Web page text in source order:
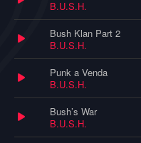
B.U.S.H.
Bush Klan Part 2
B.U.S.H.
Punk a Venda
B.U.S.H.
Bush’s War
B.U.S.H.